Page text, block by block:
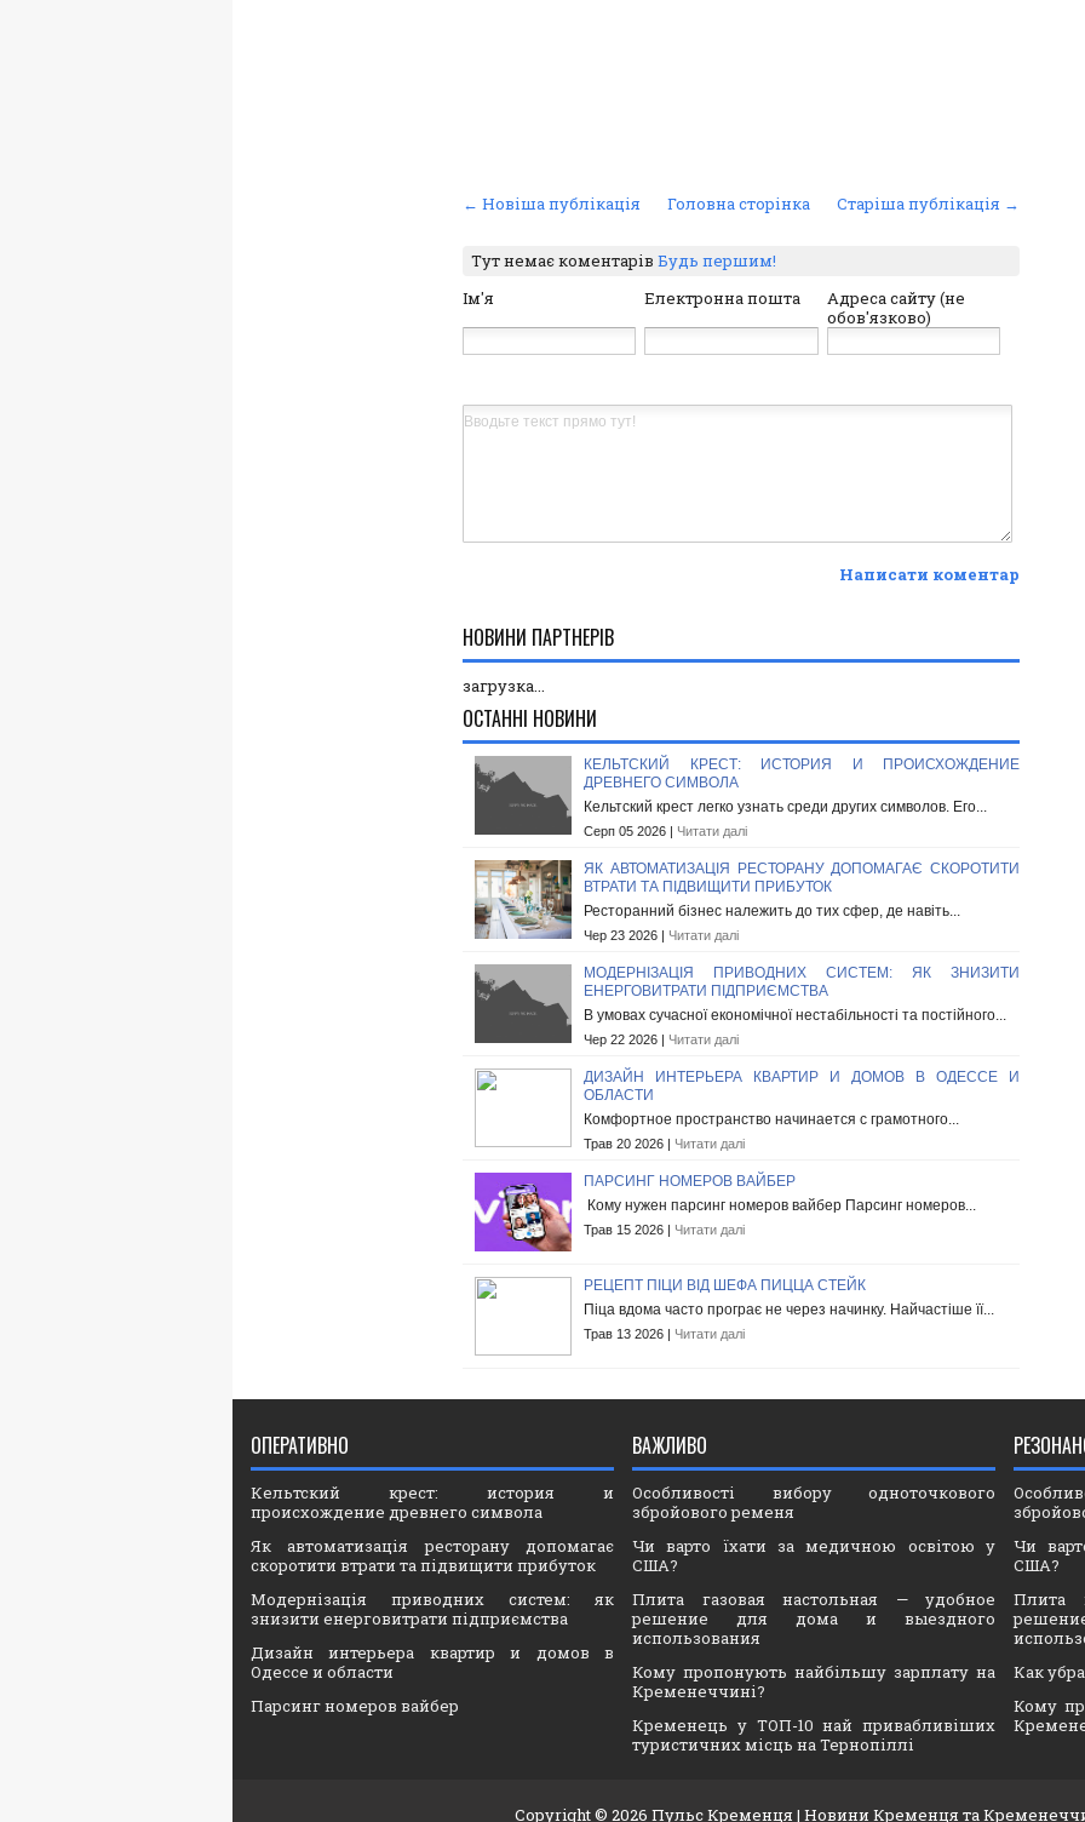
← Новіша публікація Старіша публікація →
Головна сторінка
Тут немає коментарів Будь першим!
Ім'я
Електронна пошта
Адреса сайту (не
обов'язково)
Написати коментар
НОВИНИ ПАРТНЕРІВ
загрузка...
ОСТАННІ НОВИНИ
КЕЛЬТСКИЙ КРЕСТ: ИСТОРИЯ И ПРОИСХОЖДЕНИЕ
ДРЕВНЕГО СИМВОЛА
Кельтский крест легко узнать среди других символов. Его...
Серп 05 2026 | Читати далі
ЯК АВТОМАТИЗАЦІЯ РЕСТОРАНУ ДОПОМАГАЄ СКОРОТИТИ
ВТРАТИ ТА ПІДВИЩИТИ ПРИБУТОК
Ресторанний бізнес належить до тих сфер, де навіть...
Чер 23 2026 | Читати далі
МОДЕРНІЗАЦІЯ ПРИВОДНИХ СИСТЕМ: ЯК ЗНИЗИТИ
ЕНЕРГОВИТРАТИ ПІДПРИЄМСТВА
В умовах сучасної економічної нестабільності та постійного...
Чер 22 2026 | Читати далі
ДИЗАЙН ИНТЕРЬЕРА КВАРТИР И ДОМОВ В ОДЕССЕ И
ОБЛАСТИ
Комфортное пространство начинается с грамотного...
Трав 20 2026 | Читати далі
ПАРСИНГ НОМЕРОВ ВАЙБЕР
Кому нужен парсинг номеров вайбер Парсинг номеров...
Трав 15 2026 | Читати далі
РЕЦЕПТ ПІЦИ ВІД ШЕФА ПИЦЦА СТЕЙК
Піца вдома часто програє не через начинку. Найчастіше її...
Трав 13 2026 | Читати далі
ОПЕРАТИВНО
Кельтский крест: история и
происхождение древнего символа
Як автоматизація ресторану допомагає
скоротити втрати та підвищити прибуток
Модернізація приводних систем: як
знизити енерговитрати підприємства
Дизайн интерьера квартир и домов в
Одессе и области
Парсинг номеров вайбер
ВАЖЛИВО
Особливості вибору одноточкового
збройового ременя
Чи варто їхати за медичною освітою у
США?
Плита газовая настольная — удобное
решение для дома и выездного
использования
Кому пропонують найбільшу зарплату на
Кременеччині?
Кременець у ТОП-10 най привабливіших
туристичних місць на Тернопіллі
Чи
США?
Плита
Как
Кому
Copyright © 2026 Пульс Кременця | Новини Кременця та